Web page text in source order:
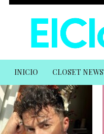
INICIO CLOSET NEWS